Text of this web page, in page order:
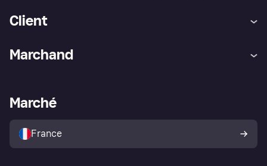
Client
Explorez les magasins
Politique de protection de
l’acheteur Klarna
Marchand
Portail Marchand
Marché
France